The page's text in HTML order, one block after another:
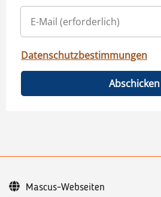
Datenschutzbestimmungen
Abschicken
Mascus-Webseiten